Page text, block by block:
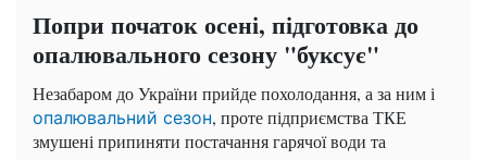
Попри початок осені, підготовка до
опалювального сезону "буксує"
Незабаром до України прийде похолодання, а за ним і
опалювальний сезон, проте підприємства ТКЕ
змушені припиняти постачання гарячої води та